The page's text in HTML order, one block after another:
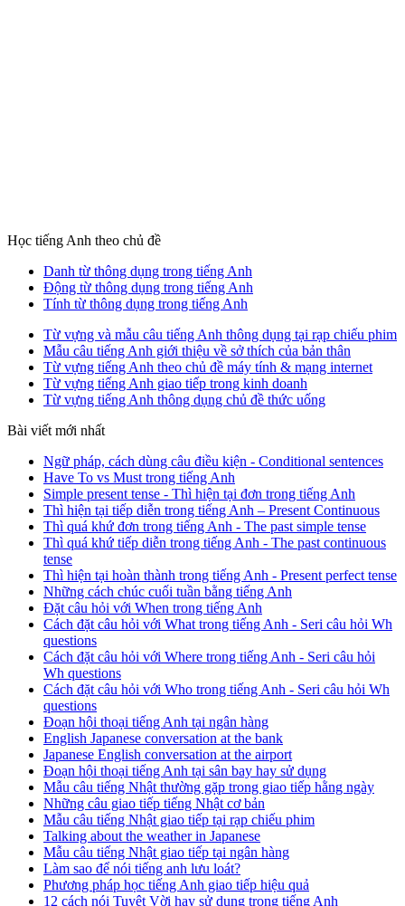
Học tiếng Anh theo chủ đề
Danh từ thông dụng trong tiếng Anh
Động từ thông dụng trong tiếng Anh
Tính từ thông dụng trong tiếng Anh
Từ vựng và mẫu câu tiếng Anh thông dụng tại rạp chiếu phim
Mẫu câu tiếng Anh giới thiệu về sở thích của bản thân
Từ vựng tiếng Anh theo chủ đề máy tính & mạng internet
Từ vựng tiếng Anh giao tiếp trong kinh doanh
Từ vựng tiếng Anh thông dụng chủ đề thức uống
Bài viết mới nhất
Ngữ pháp, cách dùng câu điều kiện - Conditional sentences
Have To vs Must trong tiếng Anh
Simple present tense - Thì hiện tại đơn trong tiếng Anh
Thì hiện tại tiếp diễn trong tiếng Anh – Present Continuous
Thì quá khứ đơn trong tiếng Anh - The past simple tense
Thì quá khứ tiếp diễn trong tiếng Anh - The past continuous
tense
Thì hiện tại hoàn thành trong tiếng Anh - Present perfect tense
Những cách chúc cuối tuần bằng tiếng Anh
Đặt câu hỏi với When trong tiếng Anh
Cách đặt câu hỏi với What trong tiếng Anh - Seri câu hỏi Wh
questions
Cách đặt câu hỏi với Where trong tiếng Anh - Seri câu hỏi
Wh questions
Cách đặt câu hỏi với Who trong tiếng Anh - Seri câu hỏi Wh
questions
Đoạn hội thoại tiếng Anh tại ngân hàng
English Japanese conversation at the bank
Japanese English conversation at the airport
Đoạn hội thoại tiếng Anh tại sân bay hay sử dụng
Mẫu câu tiếng Nhật thường gặp trong giao tiếp hằng ngày
Những câu giao tiếp tiếng Nhật cơ bản
Mẫu câu tiếng Nhật giao tiếp tại rạp chiếu phim
Talking about the weather in Japanese
Mẫu câu tiếng Nhật giao tiếp tại ngân hàng
Làm sao để nói tiếng anh lưu loát?
Phương pháp học tiếng Anh giao tiếp hiệu quả
12 cách nói Tuyệt Vời hay sử dụng trong tiếng Anh